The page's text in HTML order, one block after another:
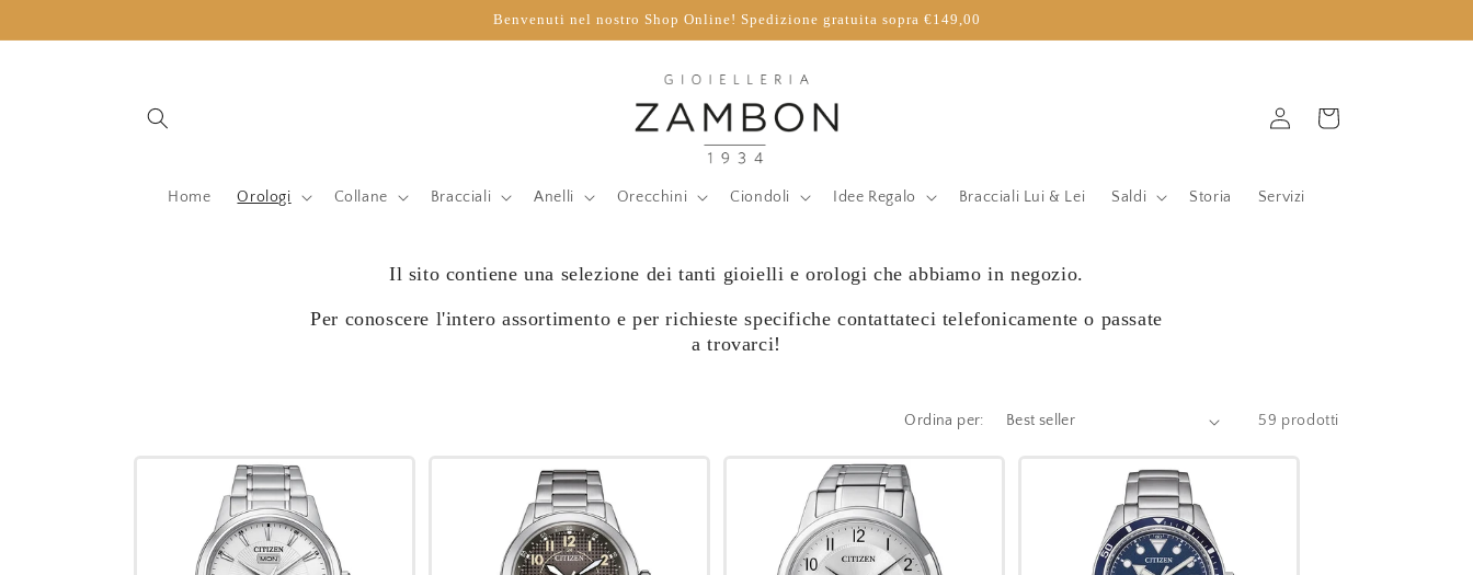
ai contenuti
Benvenuti nel nostro Shop Online! Spedizione gratuita sopra €149,00
Home Orologi Collane Bracciali Anelli Orecchini Ciondoli Idee Regalo Bracciali Lui & Lei Saldi Storia Servizi
Accedi Carrello
Il sito contiene una selezione dei tanti gioielli e orologi che abbiamo in negozio.
Per conoscere l'intero assortimento e per richieste specifiche contattateci telefonicamente o passate
a trovarci!
Ordina per: 59 prodotti